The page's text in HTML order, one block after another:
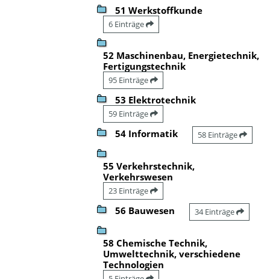
51 Werkstoffkunde
6 Einträge
52 Maschinenbau, Energietechnik,
Fertigungstechnik
95 Einträge
53 Elektrotechnik
59 Einträge
54 Informatik 58 Einträge
55 Verkehrstechnik,
Verkehrswesen
23 Einträge
56 Bauwesen 34 Einträge
58 Chemische Technik,
Umwelttechnik, verschiedene
Technologien